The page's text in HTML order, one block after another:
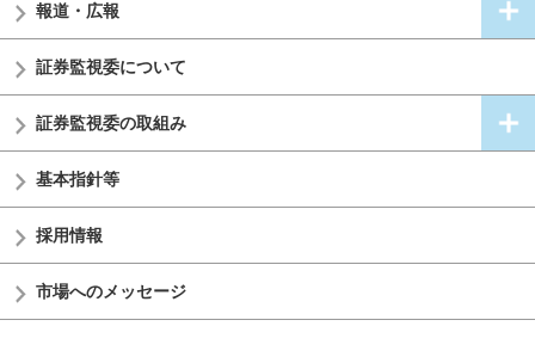
報道・広報
証券監視委について
証券監視委の取組み
基本指針等
採用情報
市場へのメッセージ